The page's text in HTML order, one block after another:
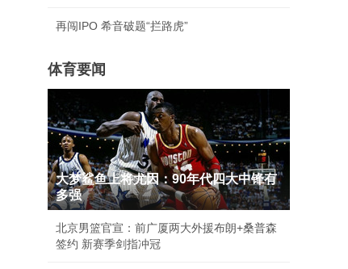
再闯IPO 希音破题“拦路虎”
体育要闻
大梦鲨鱼上将尤因：90年代四大中锋有
多强
北京男篮官宣：前广厦两大外援布朗+桑普森
签约 新赛季剑指冲冠